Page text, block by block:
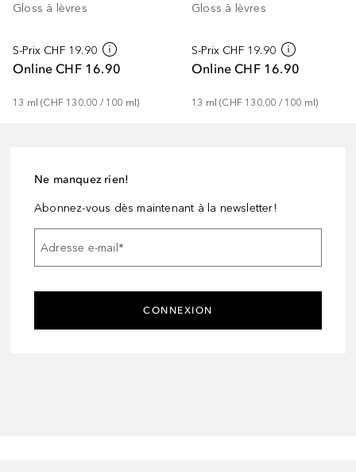
Gloss à lèvres
S-Prix CHF 19.90
Online CHF 16.90
13 ml (CHF 130.00 / 100 ml)
Gloss à lèvres
S-Prix CHF 19.90
Online CHF 16.90
13 ml (CHF 130.00 / 100 ml)
Ne manquez rien!
Abonnez-vous dès maintenant à la newsletter!
Adresse e-mail *
CONNEXION